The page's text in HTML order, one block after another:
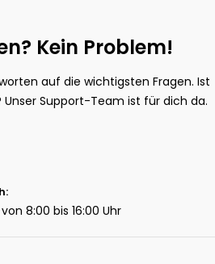
Kein Problem!
auf die wichtigsten Fragen. Ist
Support-Team ist für dich da.
8:00 bis 16:00 Uhr